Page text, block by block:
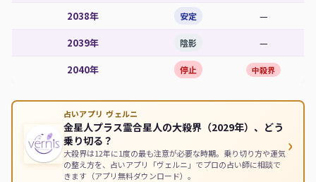
2038年
安定
—
2039年
陰影
—
2040年
停止 中殺界
占いアプリ ヴェルニ
金星人プラス霊合星人の大殺界（2029年）、どう
乗り切る？
大殺界は12年に1度の最も注意が必要な時期。乗り切り方や運気
の整え方を、占いアプリ「ヴェルニ」でプロの占い師に相談で
きます（アプリ無料ダウンロード）。
›